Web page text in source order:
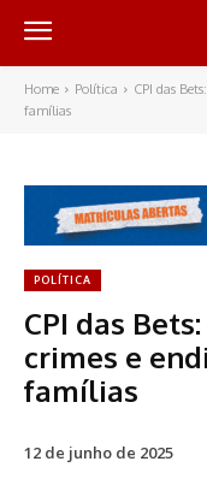
Home Política
CPI das
famílias
POLÍTICA
CPI das
crimes e
famílias
12 de junho de 2025